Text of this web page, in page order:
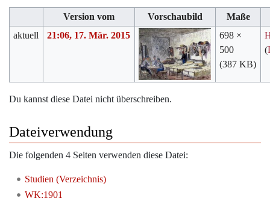
Version vom Vorschaubild
Maße
aktuell
21:06, 17. Mär. 2015
698 ×
500
(387 KB)
(
Du kannst diese Datei nicht überschreiben.
Dateiverwendung
Die folgenden 4 Seiten verwenden diese Datei:
Studien (Verzeichnis)
WK:1901